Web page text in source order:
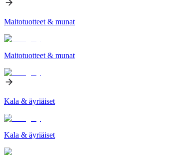
Maitotuotteet & munat
Maitotuotteet & munat
Kala & äyriäiset
Kala & äyriäiset